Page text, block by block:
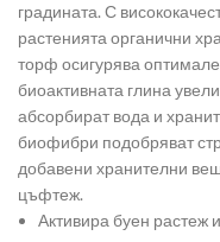
градината. С
растенията органични
торф осигурява
биоактивната глина
абсорбират вода и
биофибри подобряват
добавени хранителни
цъфтеж.
Активира буен растеж